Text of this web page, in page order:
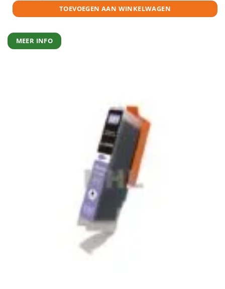
TOEVOEGEN AAN WINKELWAGEN
MEER INFO